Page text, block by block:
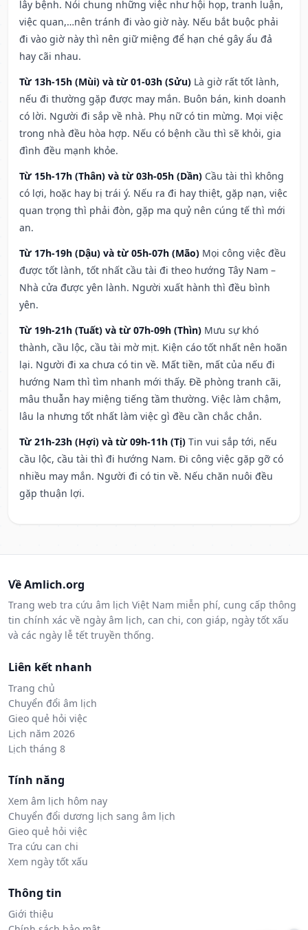
lây bệnh. Nói chung những việc như hội họp, tranh luận,
việc quan,…nên tránh đi vào giờ này. Nếu bắt buộc phải
đi vào giờ này thì nên giữ miệng để hạn ché gây ẩu đả
hay cãi nhau.
Từ 13h-15h (Mùi) và từ 01-03h (Sửu) Là giờ rất tốt lành,
nếu đi thường gặp được may mắn. Buôn bán, kinh doanh
có lời. Người đi sắp về nhà. Phụ nữ có tin mừng. Mọi việc
trong nhà đều hòa hợp. Nếu có bệnh cầu thì sẽ khỏi, gia
đình đều mạnh khỏe.
Từ 15h-17h (Thân) và từ 03h-05h (Dần) Cầu tài thì không
có lợi, hoặc hay bị trái ý. Nếu ra đi hay thiệt, gặp nạn, việc
quan trọng thì phải đòn, gặp ma quỷ nên cúng tế thì mới
an.
Từ 17h-19h (Dậu) và từ 05h-07h (Mão) Mọi công việc đều
được tốt lành, tốt nhất cầu tài đi theo hướng Tây Nam –
Nhà cửa được yên lành. Người xuất hành thì đều bình
yên.
Từ 19h-21h (Tuất) và từ 07h-09h (Thìn) Mưu sự khó
thành, cầu lộc, cầu tài mờ mịt. Kiện cáo tốt nhất nên hoãn
lại. Người đi xa chưa có tin về. Mất tiền, mất của nếu đi
hướng Nam thì tìm nhanh mới thấy. Đề phòng tranh cãi,
mâu thuẫn hay miệng tiếng tầm thường. Việc làm chậm,
lâu la nhưng tốt nhất làm việc gì đều cần chắc chắn.
Từ 21h-23h (Hợi) và từ 09h-11h (Tị) Tin vui sắp tới, nếu
cầu lộc, cầu tài thì đi hướng Nam. Đi công việc gặp gỡ có
nhiều may mắn. Người đi có tin về. Nếu chăn nuôi đều
gặp thuận lợi.
Về Amlich.org
Trang web tra cứu âm lịch Việt Nam miễn phí, cung cấp thông
tin chính xác về ngày âm lịch, can chi, con giáp, ngày tốt xấu
và các ngày lễ tết truyền thống.
Liên kết nhanh
Trang chủ
Chuyển đổi âm lịch
Gieo quẻ hỏi việc
Lịch năm 2026
Lịch tháng 8
Tính năng
Xem âm lịch hôm nay
Chuyển đổi dương lịch sang âm lịch
Gieo quẻ hỏi việc
Tra cứu can chi
Xem ngày tốt xấu
Thông tin
Giới thiệu